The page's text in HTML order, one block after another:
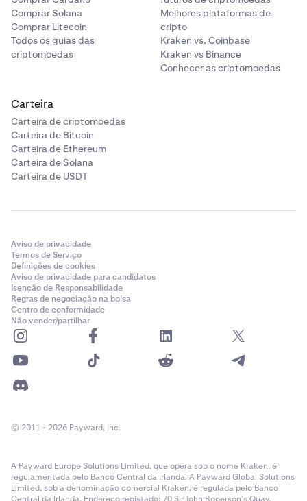
Comprar Solana
Comprar Litecoin
Todos os guias das
criptomoedas
Melhores plataformas de
cripto
Kraken vs. Coinbase
Kraken vs Binance
Conhecer as criptomoedas
Carteira
Carteira de criptomoedas
Carteira de Bitcoin
Carteira de Ethereum
Carteira de Solana
Carteira de USDT
Aviso de privacidade
Termos de Serviço
Definições de cookies
Aviso de privacidade para candidatos
Isenção de Responsabilidade
Regras de negociação na bolsa
Centro de conformidade
Não vender/partilhar
© 2011 - 2026 Payward, Inc.
A Payward Europe Solutions Limited, que opera sob o nome Kraken, é
regulamentada pelo Banco Central da Irlanda. A Payward Global Solutions
Limited, sob a denominação comercial Kraken, é regulada pelo Banco